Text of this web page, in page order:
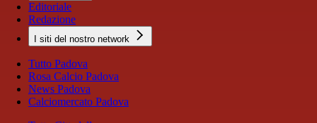
Editoriale
Redazione
I siti del nostro network
Tutto Padova
Rosa Calcio Padova
News Padova
Calciomercato Padova